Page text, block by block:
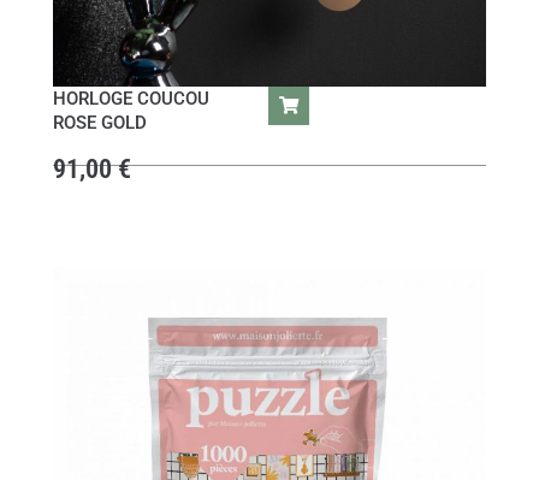
HORLOGE COUCOU
ROSE GOLD
91,00€